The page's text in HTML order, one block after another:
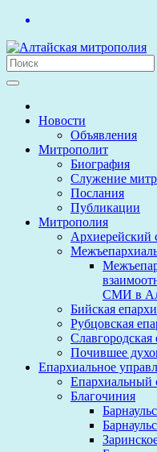
Перейти
содержимому
Новости
Объявления
Митрополит
Биография
Служение
Послания
Публикации
Митрополия
Архиерейский
СМИ в
Бийская
Рубцовская
Славгородская
Почившее
Епархиальное
Епархиальный
Благочиния